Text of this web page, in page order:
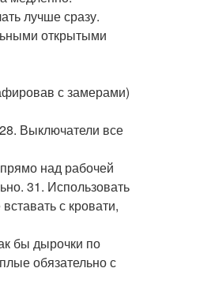
лучше сразу.
открытыми
с замерами)
Выключатели все
над рабочей
31. Использовать
с кровати,
бы дырочки по
обязательно с